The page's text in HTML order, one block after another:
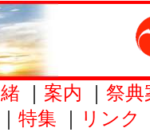
案内
祭典
特集 リンク